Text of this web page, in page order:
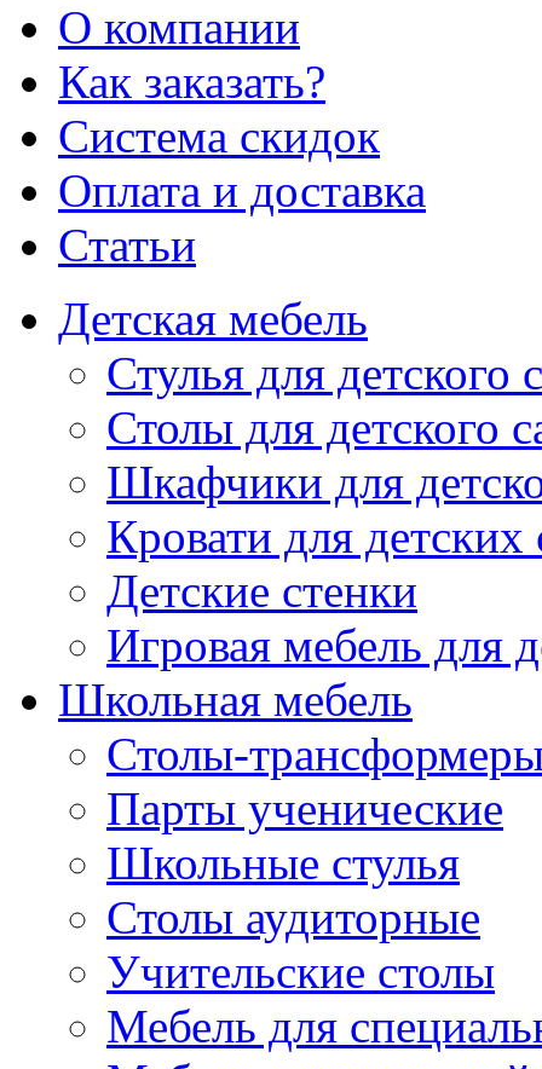
О компании
Как заказать?
Система скидок
Оплата и доставка
Статьи
Детская мебель
Стулья для детского
Столы для детского
Шкафчики для
Кровати для детских
Детские стенки
Игровая мебель для
Школьная мебель
Столы-
Парты ученические
Школьные стулья
Столы аудиторные
Учительские столы
Мебель для